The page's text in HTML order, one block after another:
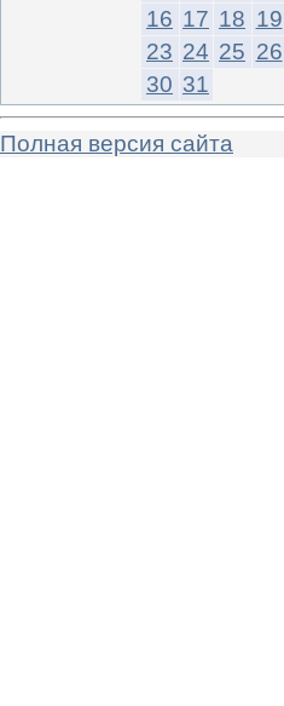
16 17 18 19
23 24 25 26
30 31
Полная версия сайта